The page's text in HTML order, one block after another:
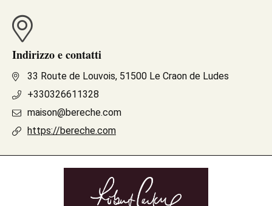
Indirizzo e contatti
33 Route de Louvois, 51500 Le Craon de Ludes
+330326611328
maison@bereche.com
https://bereche.com